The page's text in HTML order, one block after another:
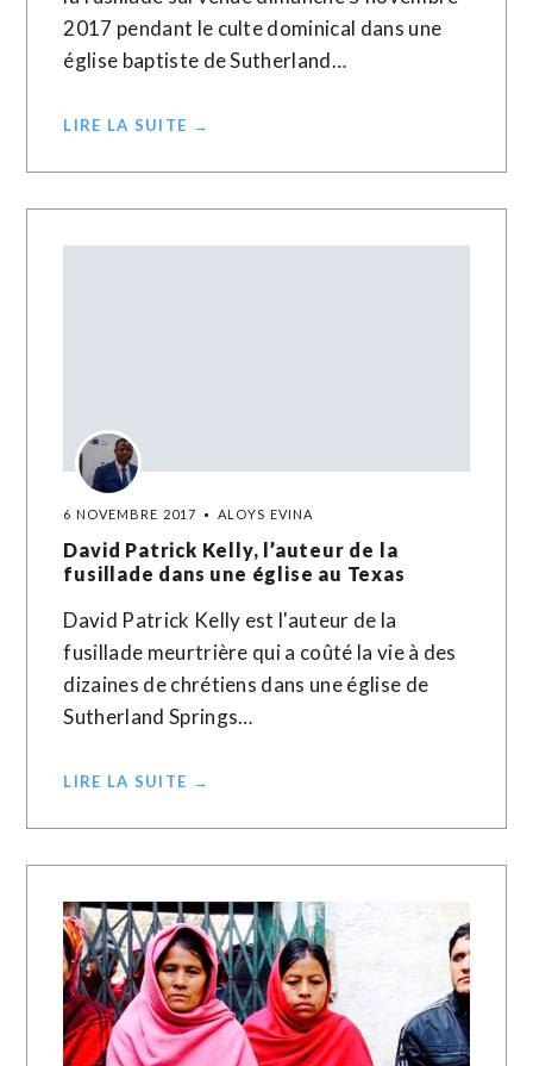
2017 pendant le culte dominical dans une
église baptiste de Sutherland…
LIRE LA SUITE →
6 NOVEMBRE 2017 ALOYS EVINA
David Patrick Kelly, l’auteur de la
fusillade dans une église au Texas
David Patrick Kelly est l'auteur de la
fusillade meurtrière qui a coûté la vie à des
dizaines de chrétiens dans une église de
Sutherland Springs…
LIRE LA SUITE →